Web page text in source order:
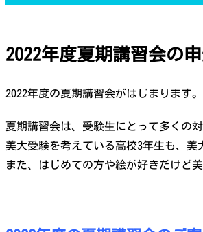
2022年度夏期講習会の
2022年度の夏期講習会がはじまります。
夏期講習会は、受験生にとって多くの
美大受験を考えている高校3年生も、
また、はじめての方や絵が好きだけど